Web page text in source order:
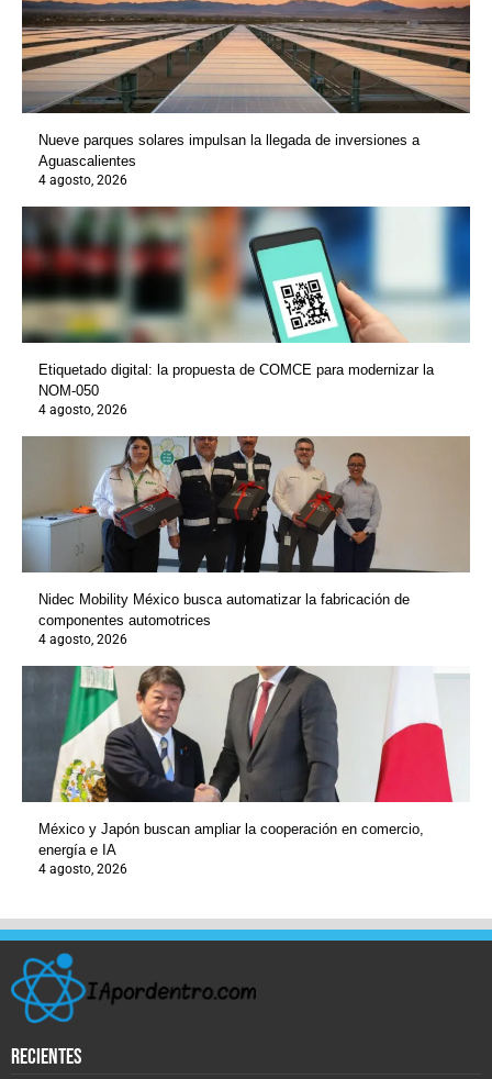
Nueve parques solares impulsan la llegada de inversiones a
Aguascalientes
4 agosto, 2026
Etiquetado digital: la propuesta de COMCE para modernizar la
NOM-050
4 agosto, 2026
Nidec Mobility México busca automatizar la fabricación de
componentes automotrices
4 agosto, 2026
México y Japón buscan ampliar la cooperación en comercio,
energía e IA
4 agosto, 2026
recientes